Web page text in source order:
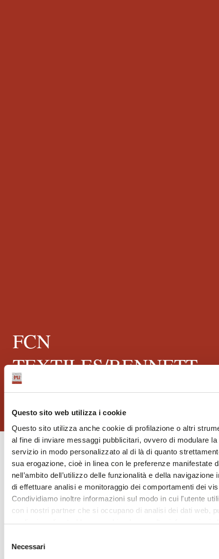
Questo sito web utilizza i cookie
Questo sito utilizza anche cookie di profilazione o altri
al fine di inviare messaggi pubblicitari, ovvero di modulare la
servizio in modo personalizzato al di là di quanto
sua erogazione, cioè in linea con le preferenze manifestate
nell’ambito dell’utilizzo delle funzionalità e della navigazione
di effettuare analisi e monitoraggio dei comportamenti dei
Condividiamo inoltre informazioni sul modo in cui l'utente
con i nostri partner che si occupano di analisi dei dati web,
media, i quali potrebbero combinarle con altre informazioni
Chiudendo questo disclaimer si prosegue la navigazione
delNecessari
FCN
TEXTILES/BENNETT
SILKS